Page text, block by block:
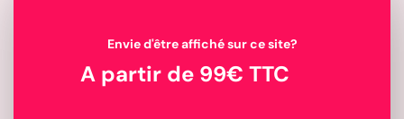
Envie d'être affiché sur ce site?
A partir de 99€ TTC